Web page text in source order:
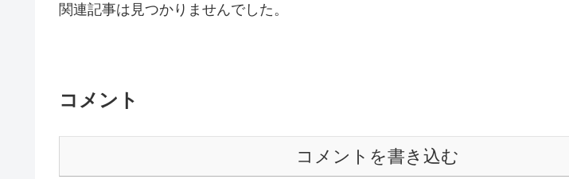
関連記事は見つかりませんでした。
コメント
コメントを書き込む